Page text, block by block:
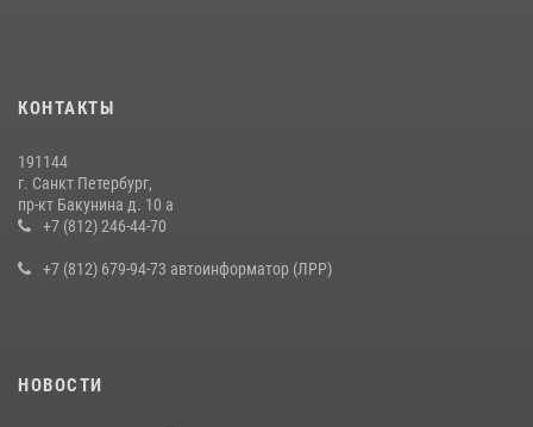
на III Международном петербургском цифровом форуме
В Ленобласти сотрудники Росгвардии провели встречу с
воспитанниками детского клуба «Умные каникулы»
КОНТАКТЫ
191144
г. Санкт Петербург,
пр-кт Бакунина д. 10 а
+7 (812) 246-44-70
+7 (812) 679-94-73 автоинформатор (ЛРР)
НОВОСТИ